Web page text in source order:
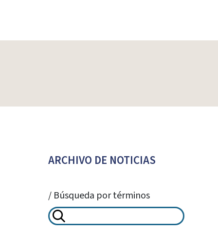
ARCHIVO DE NOTICIAS
/ Búsqueda por términos